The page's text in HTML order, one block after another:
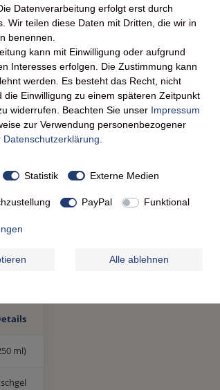
für
Sie
ml)
Datenverarbeitung erfolgt erst durch
Wir teilen diese Daten mit Dritten, die wir in
benennen.
kann mit Einwilligung oder aufgrund
Interesses erfolgen. Die Zustimmung kann
werden. Es besteht das Recht, nicht
die Einwilligung zu einem späteren Zeitpunkt
widerrufen. Beachten Sie unser Impressum
zur Verwendung personenbezogener
Daten­schutz­erklärung
Statistik Externe Medien
PayPal Funktional
Alle ablehnen